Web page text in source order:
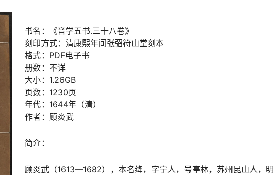
书名：《音学五书.三十八卷》
刻印方式：清康熙年间张弨符山堂刻本
格式：PDF电子书
册数：不详
大小：1.26GB
页数：1230页
年代：1644年（清）
作者：顾炎武
简介：
顾炎武（1613—1682），本名绛，字宁人，号亭林，苏州昆山人，明